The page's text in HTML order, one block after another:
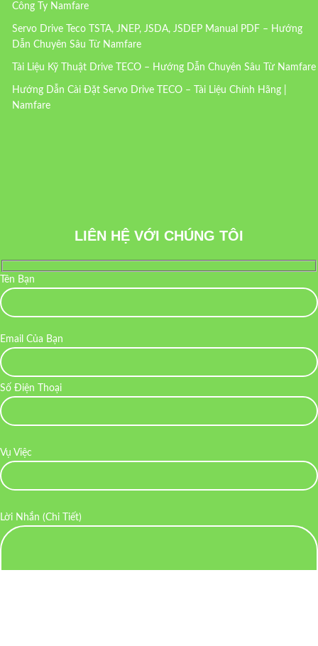
Công Ty Namfare
Servo Drive Teco TSTA, JNEP, JSDA, JSDEP Manual PDF – Hướng
Dẫn Chuyên Sâu Từ Namfare
Tài Liệu Kỹ Thuật Drive TECO – Hướng Dẫn Chuyên Sâu Từ Namfare
Hướng Dẫn Cài Đặt Servo Drive TECO – Tài Liệu Chính Hãng |
Namfare
LIÊN HỆ VỚI CHÚNG TÔI
Tên Bạn
Email Của Bạn
Số Điện Thoại
Vụ Việc
Lời Nhắn (Chi Tiết)